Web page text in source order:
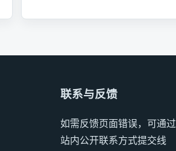
联系与反馈
如需反馈页面错误，可通过
站内公开联系方式提交线